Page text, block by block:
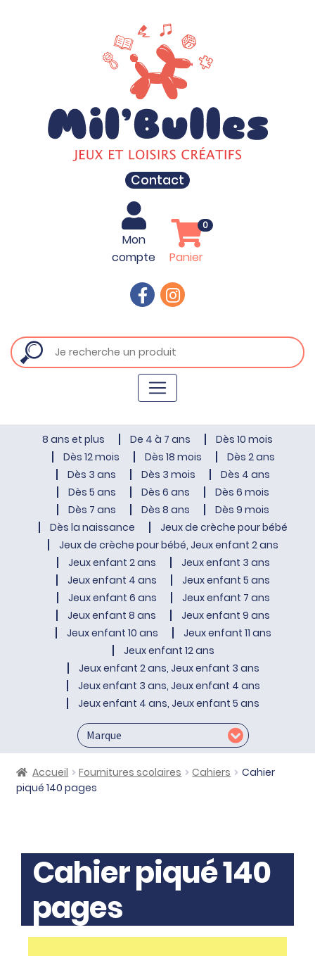
Contact
Mon
compte
Panier
0
8 ans et plus De 4 à 7 ans
Dès 10 mois
Dès 12 mois
Dès 18 mois
Dès 2 ans
Dès 3 ans
Dès 3 mois
Dès 4 ans
Dès 5 ans
Dès 6 ans
Dès 6 mois
Dès 7 ans
Dès 8 ans
Dès 9 mois
Dès la naissance
Jeux de crèche pour bébé
Jeux de crèche pour bébé, Jeux enfant 2 ans
Jeux enfant 2 ans
Jeux enfant 3 ans
Jeux enfant 4 ans
Jeux enfant 5 ans
Jeux enfant 6 ans
Jeux enfant 7 ans
Jeux enfant 8 ans
Jeux enfant 9 ans
Jeux enfant 10 ans
Jeux enfant 11 ans
Jeux enfant 12 ans
Jeux enfant 2 ans, Jeux enfant 3 ans
Jeux enfant 3 ans, Jeux enfant 4 ans
Jeux enfant 4 ans, Jeux enfant 5 ans
Accueil Fournitures scolaires Cahiers
Cahier
piqué 140 pages
Cahier piqué 140
pages